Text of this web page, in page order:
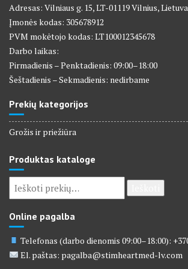
Adresas: Vilniaus g. 15, LT-01119 Vilnius, Lietuva
Įmonės kodas: 305678912
PVM mokėtojo kodas: LT100012345678
Darbo laikas:
Pirmadienis – Penktadienis: 09:00–18:00
Šeštadienis – Sekmadienis: nedirbame
Prekių kategorijos
Grožis ir priežiūra
Produktas kataloge
Ieškoti:
Online pagalba
Telefonas (darbo dienomis 09:00–18:00):
El. paštas: pagalba@stimheartmed-lv.com